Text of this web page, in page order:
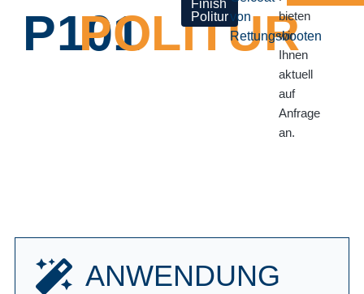
P101
POLITUR
von
Rettungsbooten
bieten
wir
Ihnen
aktuell
auf
Anfrage
an.
ANWENDUNG